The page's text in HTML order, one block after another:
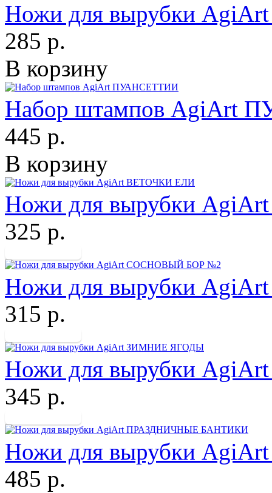
Ножи для вырубки
285 р.
В корзину
Набор штампов AgiArt
445 р.
В корзину
Ножи для вырубки
325 р.
Ножи для вырубки
315 р.
Ножи для вырубки
345 р.
Ножи для вырубки
485 р.